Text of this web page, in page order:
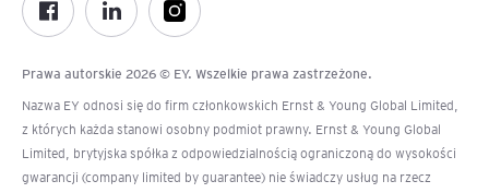
Prawa autorskie 2026 © EY. Wszelkie prawa zastrzeżone.
Nazwa EY odnosi się do firm członkowskich Ernst & Young Global Limited,
z których każda stanowi osobny podmiot prawny. Ernst & Young Global
Limited, brytyjska spółka z odpowiedzialnością ograniczoną do wysokości
gwarancji (company limited by guarantee) nie świadczy usług na rzecz